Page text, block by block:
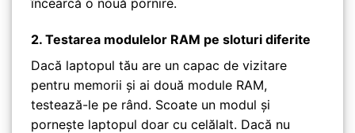
2. Testarea modulelor RAM pe sloturi diferite
Dacă laptopul tău are un capac de vizitare
pentru memorii și ai două module RAM,
testează-le pe rând. Scoate un modul și
pornește laptopul doar cu celălalt. Dacă nu